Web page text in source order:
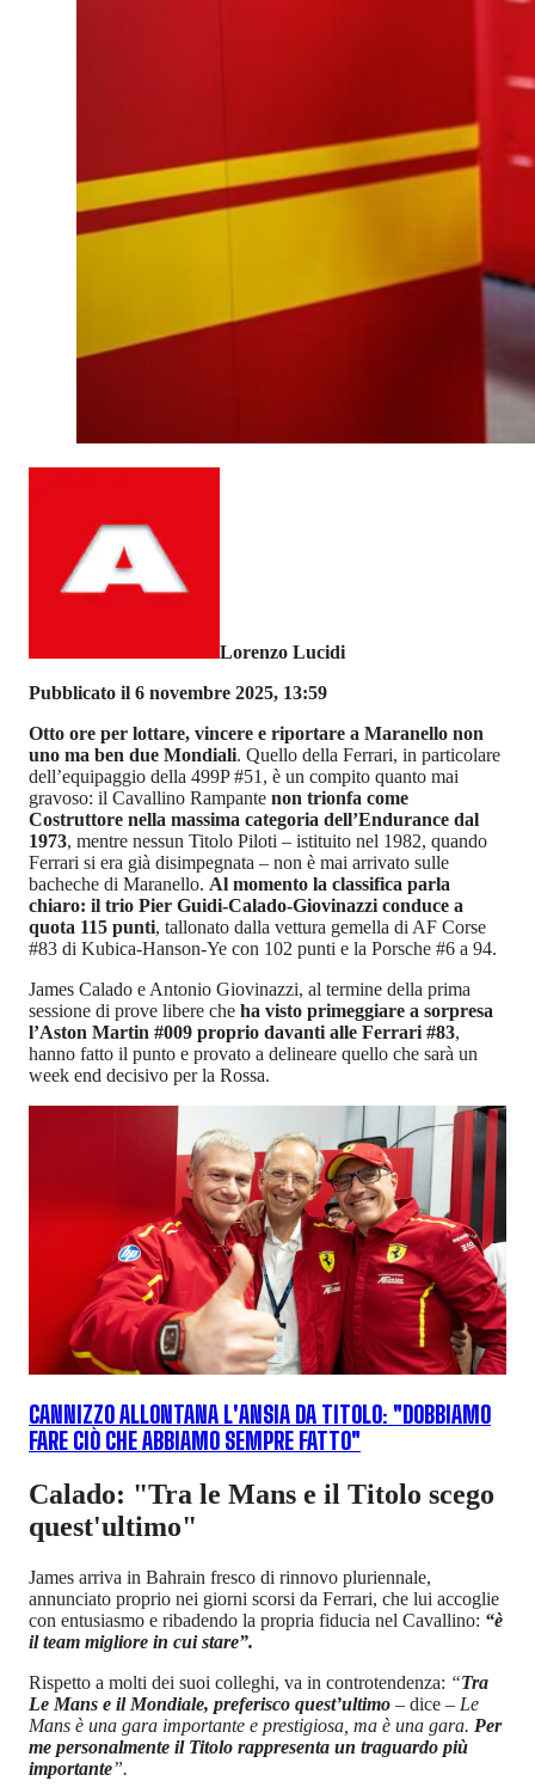
Lorenzo Lucidi
Pubblicato il 6 novembre 2025, 13:59
Otto ore per lottare, vincere e riportare a Maranello non
uno ma ben due Mondiali. Quello della Ferrari, in particolare
dell’equipaggio della 499P #51, è un compito quanto mai
gravoso: il Cavallino Rampante non trionfa come
Costruttore nella massima categoria dell’Endurance dal
1973, mentre nessun Titolo Piloti – istituito nel 1982, quando
Ferrari si era già disimpegnata – non è mai arrivato sulle
bacheche di Maranello. Al momento la classifica parla
chiaro: il trio Pier Guidi-Calado-Giovinazzi conduce a
quota 115 punti, tallonato dalla vettura gemella di AF Corse
#83 di Kubica-Hanson-Ye con 102 punti e la Porsche #6 a 94.
James Calado e Antonio Giovinazzi, al termine della prima
sessione di prove libere che ha visto primeggiare a sorpresa
l’Aston Martin #009 proprio davanti alle Ferrari #83,
hanno fatto il punto e provato a delineare quello che sarà un
week end decisivo per la Rossa.
CANNIZZO ALLONTANA L'ANSIA DA TITOLO: "DOBBIAMO
FARE CIÒ CHE ABBIAMO SEMPRE FATTO"
Calado: "Tra le Mans e il Titolo scego
quest'ultimo"
James arriva in Bahrain fresco di rinnovo pluriennale,
annunciato proprio nei giorni scorsi da Ferrari, che lui accoglie
con entusiasmo e ribadendo la propria fiducia nel Cavallino: “è
il team migliore in cui stare”.
Rispetto a molti dei suoi colleghi, va in controtendenza: “Tra
Le Mans e il Mondiale, preferisco quest’ultimo – dice – Le
Mans è una gara importante e prestigiosa, ma è una gara. Per
me personalmente il Titolo rappresenta un traguardo più
importante”.